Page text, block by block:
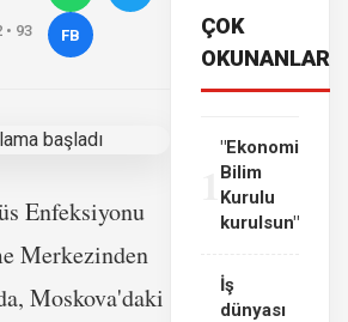
• 93
FB
Enfeksiyonu
Merkezinden
Moskova'daki
ÇOK
OKUNANLAR
"Ekonomi
Bilim
Kurulu
kurulsun"
İş
dünyası